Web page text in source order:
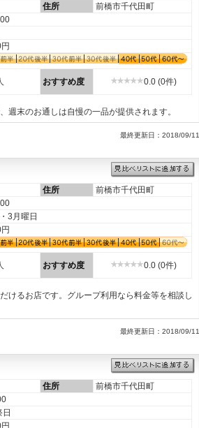
住所
前橋市千代田町
おすすめ度 0.0 (0件)
週末のお通しは自慢の一品が提供されます。
最終更新日：2018/09/11
住所
前橋市千代田町
3月曜日
おすすめ度 0.0 (0件)
けるお店です。グループ利用なら料金等を相談し
最終更新日：2018/09/11
住所
前橋市千代田町